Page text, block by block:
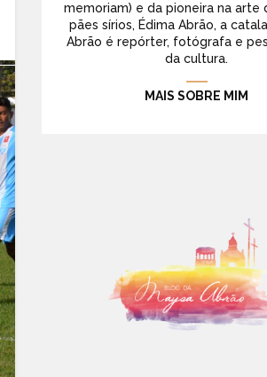
memoriam) e da pioneira na arte
pães sírios, Édima Abrão, a
Abrão é repórter, fotógrafa e
da cultura.
MAIS SOBRE MIM